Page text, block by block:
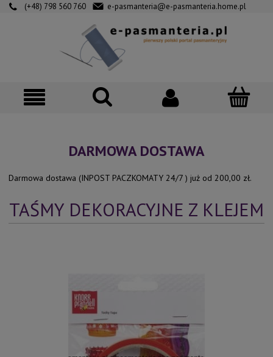
(+48) 798 560 760 e-pasmanteria@e-pasmanteria.home.pl
DARMOWA DOSTAWA
Darmowa dostawa (INPOST PACZKOMATY 24/7 ) już od 200,00 zł.
TAŚMY DEKORACYJNE Z KLEJEM